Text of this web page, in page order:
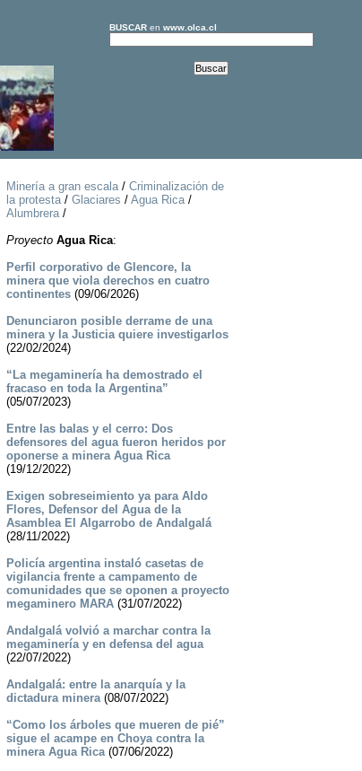
BUSCARen www.olca.cl
Minería a gran escala/ Criminalización de
la protesta/ Glaciares / Agua Rica/
Alumbrera/
Proyecto Agua Rica:
Perfil corporativo de Glencore, la
minera que viola derechos en cuatro
continentes(09/06/2026)
Denunciaron posible derrame de una
minera y la Justicia quiere investigarlos
(22/02/2024)
“La megaminería ha demostrado el
fracaso en toda la Argentina”
(05/07/2023)
Entre las balas y el cerro: Dos
defensores del agua fueron heridos por
oponerse a minera Agua Rica
(19/12/2022)
Exigen sobreseimiento ya para Aldo
Flores, Defensor del Agua de la
Asamblea El Algarrobo de Andalgalá
(28/11/2022)
Policía argentina instaló casetas de
vigilancia frente a campamento de
comunidades que se oponen a proyecto
megaminero MARA(31/07/2022)
Andalgalá volvió a marchar contra la
megaminería y en defensa del agua
(22/07/2022)
Andalgalá: entre la anarquía y la
dictadura minera(08/07/2022)
“Como los árboles que mueren de pié”
sigue el acampe en Choya contra la
minera Agua Rica(07/06/2022)